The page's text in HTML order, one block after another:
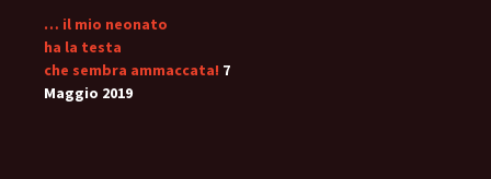
… il mio neonato
ha la testa
che sembra ammaccata! 7
Maggio 2019